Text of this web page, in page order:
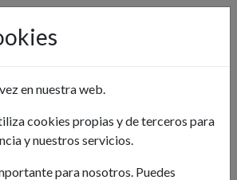
en nuestra web.
cookies propias y de terceros para
y nuestros servicios.
para nosotros. Puedes